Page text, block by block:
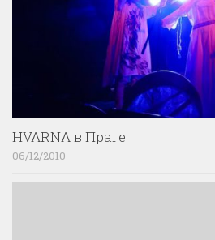
HVARNA в Праге
06/12/2010